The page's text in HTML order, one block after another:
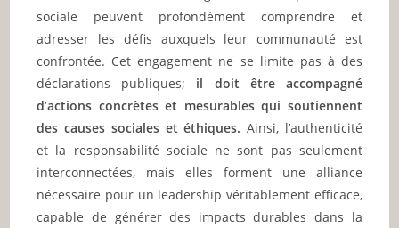
sociale peuvent profondément comprendre et
adresser les défis auxquels leur communauté est
confrontée. Cet engagement ne se limite pas à des
déclarations publiques; il doit être accompagné
d’actions concrètes et mesurables qui soutiennent
des causes sociales et éthiques. Ainsi, l’authenticité
et la responsabilité sociale ne sont pas seulement
interconnectées, mais elles forment une alliance
nécessaire pour un leadership véritablement efficace,
capable de générer des impacts durables dans la